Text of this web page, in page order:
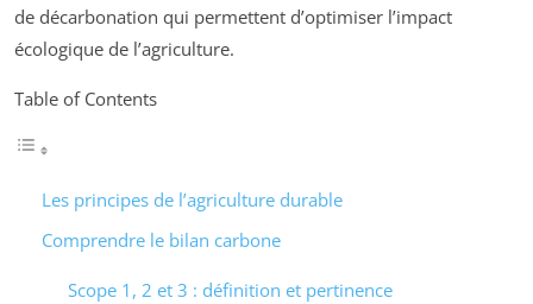
de décarbonation qui permettent d’optimiser l’impact
écologique de l’agriculture.
Table of Contents
Les principes de l’agriculture durable
Comprendre le bilan carbone
Scope 1, 2 et 3 : définition et pertinence